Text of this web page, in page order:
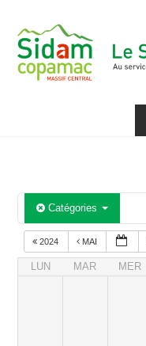
content
Catégories
2024 MAI
LUN MAR MER